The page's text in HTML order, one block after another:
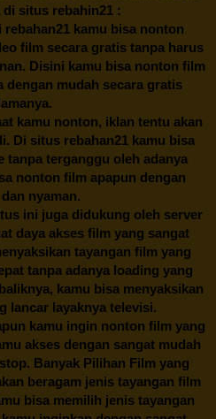
situs rebahin21 :
rebahan21 kamu bisa nonton
film secara gratis tanpa harus
Disini kamu bisa nonton film
dengan mudah secara gratis
kamu nonton, iklan tentu akan
Di situs rebahan21 kamu bisa
tanpa terganggu oleh adanya
nonton film apapun dengan
nyaman.
ini juga didukung oleh server
daya akses film yang sangat
tayangan film yang
tanpa adanya loading yang
kamu bisa menyaksikan
lancar layaknya televisi.
kamu ingin nonton film yang
akses dengan sangat mudah
Banyak Pilihan Film yang
beragam jenis tayangan film
bisa memilih jenis tayangan